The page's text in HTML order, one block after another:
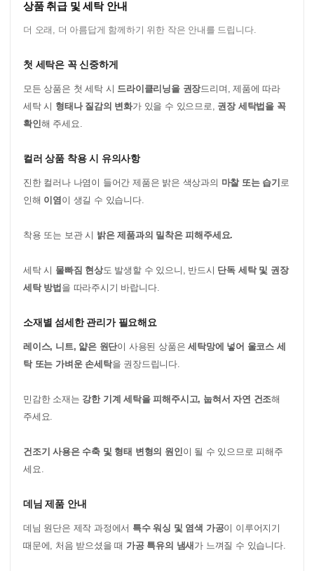
상품 취급 및 세탁 안내
더 오래, 더 아름답게 함께하기 위한 작은 안내를 드립니다.
첫 세탁은 꼭 신중하게
모든 상품은 첫 세탁 시 드라이클리닝을 권장드리며, 제품에 따라
세탁 시 형태나 질감의 변화가 있을 수 있으므로, 권장 세탁법을 꼭
확인해 주세요.
컬러 상품 착용 시 유의사항
진한 컬러나 나염이 들어간 제품은 밝은 색상과의 마찰 또는 습기 로
인해 이염이 생길 수 있습니다.
착용 또는 보관 시 밝은 제품과의 밀착은 피해주세요.
세탁 시 물빠짐 현상도 발생할 수 있으니, 반드시 단독 세탁 및 권장
세탁 방법을 따라주시기 바랍니다.
소재별 섬세한 관리가 필요해요
레이스, 니트, 얇은 원단이 사용된 상품은세탁망에 넣어 울코스 세
탁 또는 가벼운 손세탁을 권장드립니다.
민감한 소재는 강한 기계 세탁을 피해주시고, 눕혀서 자연 건조해
주세요.
건조기 사용은 수축 및 형태 변형의 원인이 될 수 있으므로 피해주
세요.
데님 제품 안내
데님 원단은 제작 과정에서 특수 워싱 및 염색 가공이 이루어지기
때문에, 처음 받으셨을 때 가공 특유의 냄새가 느껴질 수 있습니다.